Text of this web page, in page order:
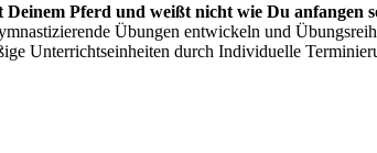
Pferd und weißt nicht wie Du anfangen
Übungen entwickeln und
durch Individuelle